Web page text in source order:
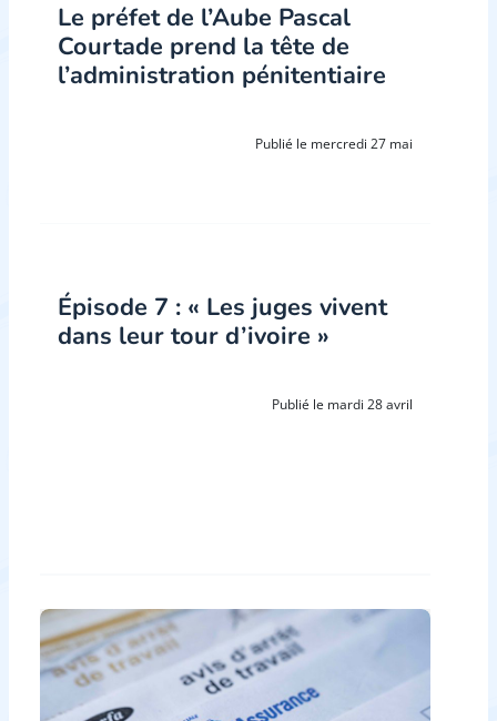
Le préfet de l’Aube Pascal
Courtade prend la tête de
l’administration pénitentiaire
Publié le mercredi 27 mai
Épisode 7 : « Les juges vivent
dans leur tour d’ivoire »
Publié le mardi 28 avril